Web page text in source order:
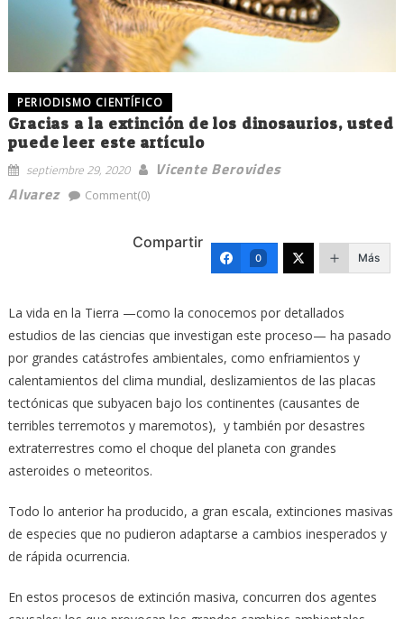
PERIODISMO CIENTÍFICO
Gracias a la extinción de los dinosaurios, usted
puede leer este artículo
septiembre 29, 2020
Vicente Berovides
Alvarez
Comment(0)
Compartir
0 Más
La vida en la Tierra —como la conocemos por detallados
estudios de las ciencias que investigan este proceso— ha pasado
por grandes catástrofes ambientales, como enfriamientos y
calentamientos del clima mundial, deslizamientos de las placas
tectónicas que subyacen bajo los continentes (causantes de
terribles terremotos y maremotos), y también por desastres
extraterrestres como el choque del planeta con grandes
asteroides o meteoritos.
Todo lo anterior ha producido, a gran escala, extinciones masivas
de especies que no pudieron adaptarse a cambios inesperados y
de rápida ocurrencia.
En estos procesos de extinción masiva, concurren dos agentes